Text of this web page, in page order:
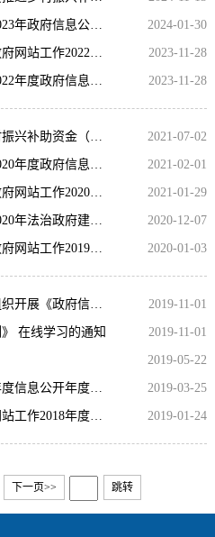
息公开工作年度报告 2024-01-30
工作2022年度报表 2023-11-28
信息公开年度报告 2023-11-28
务支出方向）拟分配计划公示 2021-07-02
信息公开年度报告 2021-02-01
工作2020年度报表 2021-01-29
政府建设工作总结 2020-12-07
工作2019年度报表 2020-01-03
息公开条例》在线学习 2019-11-01
在线学习的通知 2019-11-01
2019-05-22
息公开年度报告 2019-03-25
作2018年度报表 2019-01-24
下一页>> 跳转